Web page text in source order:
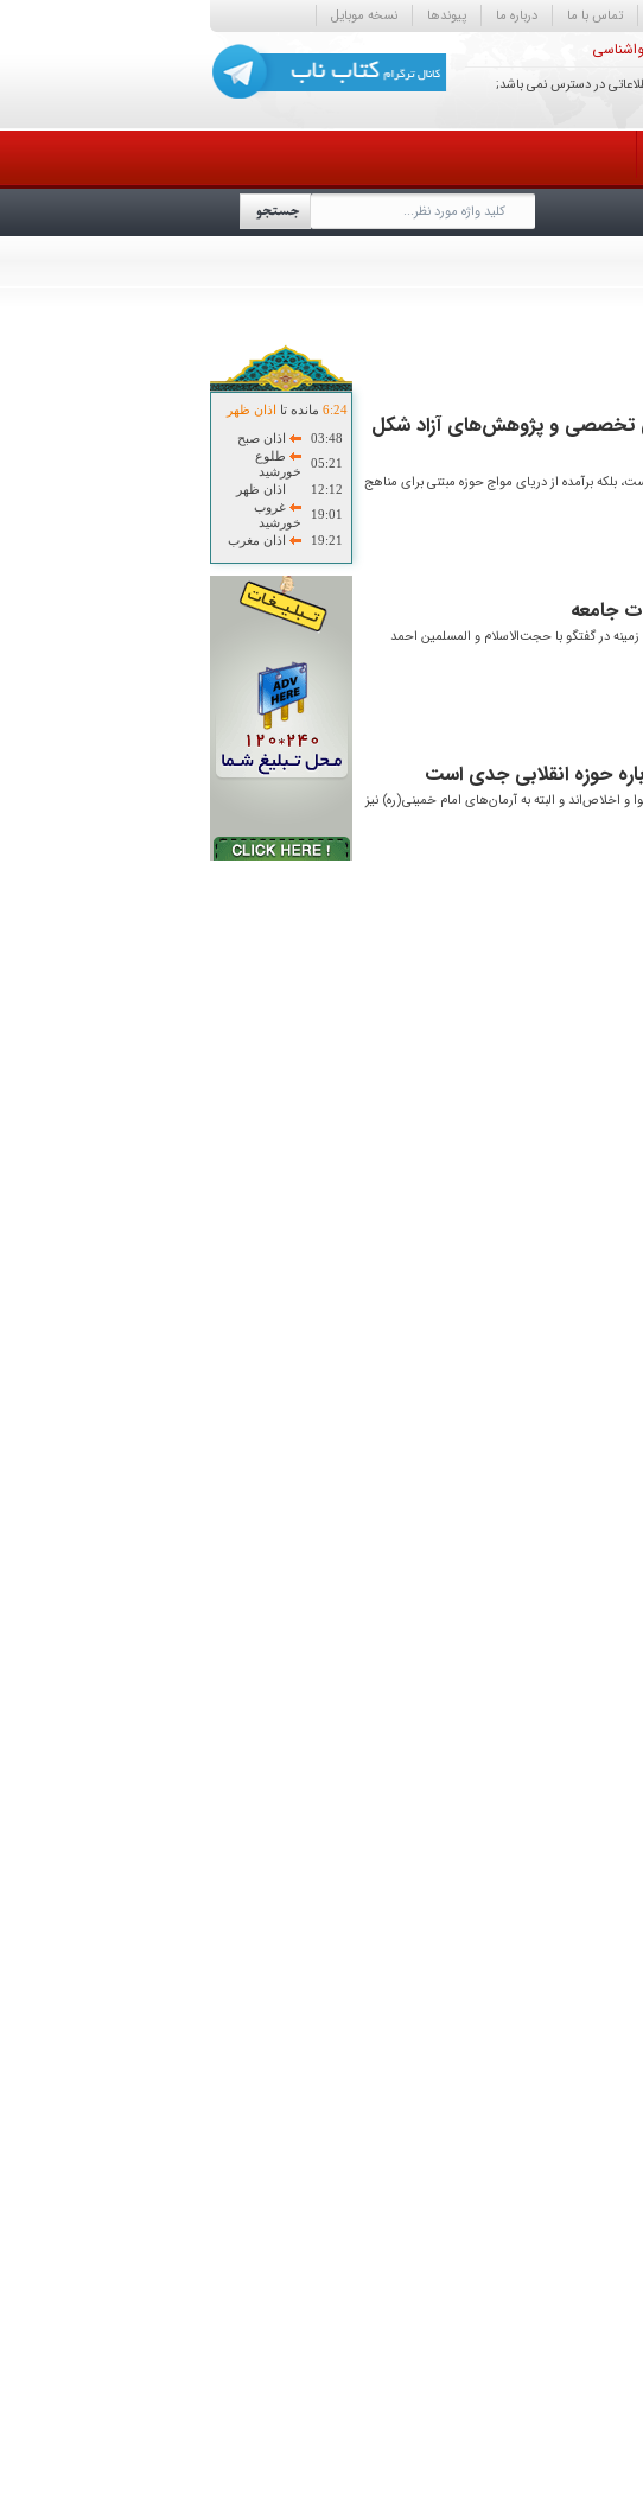
تماس با ما درباره ما پیوندها نسخه موبایل
در دسترس نمی باشد;
6:24 مانده تا اذان ظهر
03:48
اذان صبح
05:21
طلوع
خورشید
12:12
اذان ظهر
19:01
غروب
خورشید
19:21
اذان مغرب
تخصصی و پژوهش‌های آزاد شکل
بلکه برآمده از دریای مواج حوزه مبتنی برای مناهج
جامعه
در گفتگو با حجت‌الاسلام و المسلمین احمد
حوزه انقلابی جدی است
و اخلاص‌اند و البته به آرمان‌های امام خمینی(ره) نیز